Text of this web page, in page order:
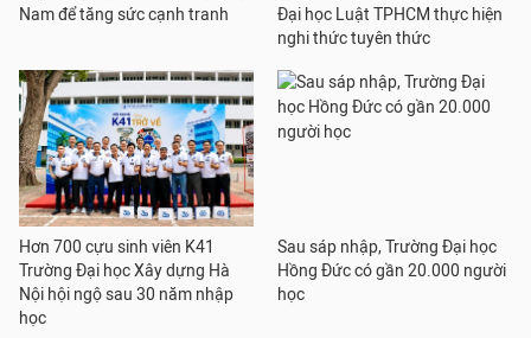
Nam để tăng sức cạnh tranh
Đại học Luật TPHCM thực hiện
nghi thức tuyên thức
Hơn 700 cựu sinh viên K41
Trường Đại học Xây dựng Hà
Nội hội ngộ sau 30 năm nhập
học
Sau sáp nhập, Trường Đại học
Hồng Đức có gần 20.000 người
học